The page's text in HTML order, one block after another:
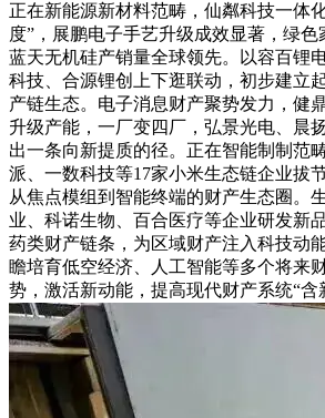
正在新能源新材料范畴，仙粼科技一体
度”，展鹏电子手艺升级成效显著，绿
蓝天无机硅产销量全球领先。以容百锂
科技、合源锂创上下逛联动，初步建立
产链生态。电子消息财产聚势发力，健
升级产能，一厂变四厂，弘景光电、晨
出一条向新提质的径。正在智能制制范
派、一数科技等17家小米生态链企业拔
从焦点模组到智能终端的财产生态圈。
业、科诺生物、百合医疗等企业研发新
药类财产链条，为区域财产注入科技动
瞻培育低空经济、人工智能等多个将来
势，激活新动能，提高现代财产系统“含